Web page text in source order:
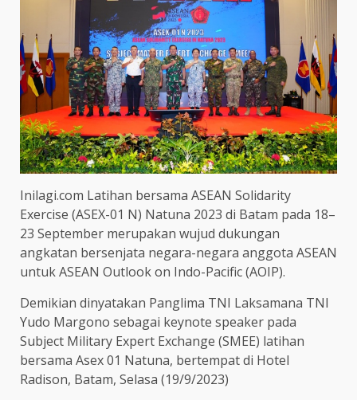
Inilagi.com Latihan bersama ASEAN Solidarity
Exercise (ASEX-01 N) Natuna 2023 di Batam pada 18–
23 September merupakan wujud dukungan
angkatan bersenjata negara-negara anggota ASEAN
untuk ASEAN Outlook on Indo-Pacific (AOIP).
Demikian dinyatakan Panglima TNI Laksamana TNI
Yudo Margono sebagai keynote speaker pada
Subject Military Expert Exchange (SMEE) latihan
bersama Asex 01 Natuna, bertempat di Hotel
Radison, Batam, Selasa (19/9/2023)